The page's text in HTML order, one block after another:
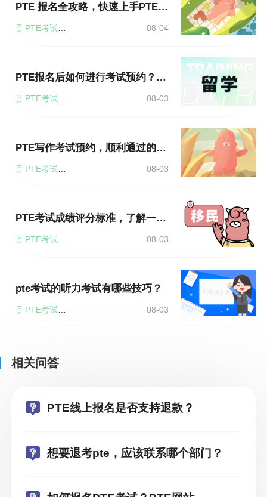
PTE 报名全攻略，快速上手PTE考试！
PTE考试报名 08-04
PTE报名后如何进行考试预约？这里有详细指引！
PTE考试报名 08-03
PTE写作考试预约，顺利通过的秘诀！
PTE考试报名 08-03
PTE考试成绩评分标准，了解一下！
PTE考试报名 08-03
pte考试的听力考试有哪些技巧？
PTE考试报名 08-03
相关问答
PTE线上报名是否支持退款？
想要退考pte，应该联系哪个部门？